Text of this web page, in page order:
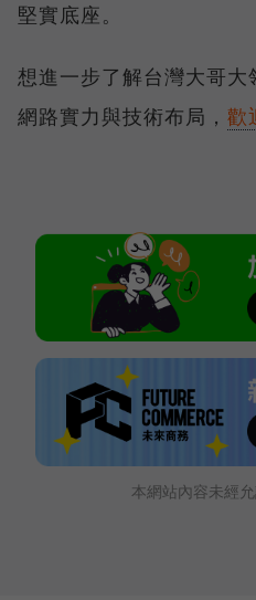
堅實底座。
想進一步了解台灣大哥
網路實力與技術布局， 歡
本網站內容未經允